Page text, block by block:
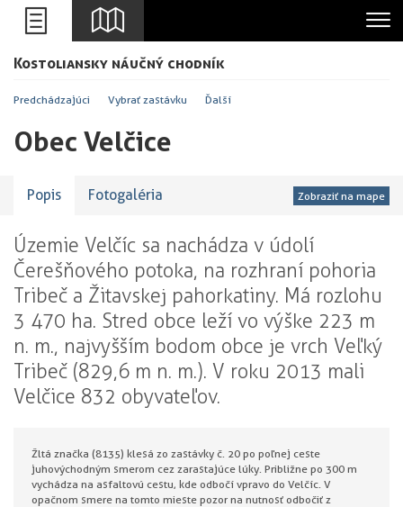
+
-
Kostoliansky náučný chodník
Predchádzajúci Vybrať zastávku Ďalší
Obec Velčice
Popis Fotogaléria Zobraziť na mape
Územie Velčíc sa nachádza v údolí
Čerešňového potoka, na rozhraní pohoria
Tribeč a Žitavskej pahorkatiny. Má rozlohu
3 470 ha. Stred obce leží vo výške 223 m
n. m., najvyšším bodom obce je vrch Veľký
Tribeč (829,6 m n. m.). V roku 2013 mali
Velčice 832 obyvateľov.
Žltá značka (8135) klesá zo zastávky č. 20 po poľnej ceste
juhovýchodným smerom cez zarastajúce lúky. Približne po 300 m
vychádza na asfaltovú cestu, kde odbočí vpravo do Velčíc. V
opačnom smere na tomto mieste pozor na nutnosť odbočiť z